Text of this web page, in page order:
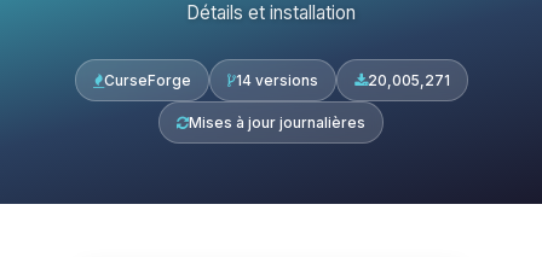
Détails et installation
CurseForge 14 versions 20,005,271
Mises à jour journalières